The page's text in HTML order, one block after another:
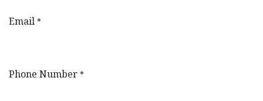
Email *
Phone Number *